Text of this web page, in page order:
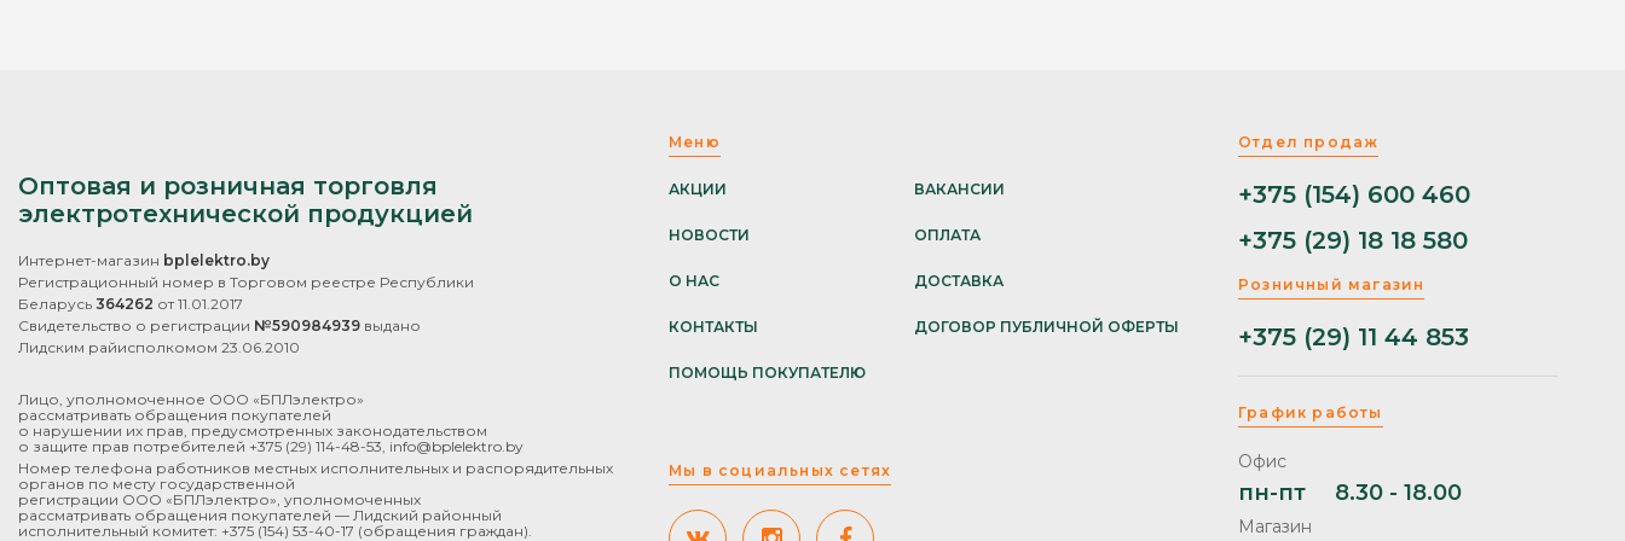
Оптовая и розничная торговля
электротехнической продукцией
Интернет-магазин bplelektro.by
Регистрационный номер в Торговом реестре Республики
Беларусь 364262 от 11.01.2017
Свидетельство о регистрации №590984939 выдано
Лидским райисполкомом 23.06.2010
Лицо, уполномоченное ООО «БПЛэлектро»
рассматривать обращения покупателей
о нарушении их прав, предусмотренных законодательством
о защите прав потребителей +375 (29) 114-48-53 info@bplelektro.by
Номер телефона работников местных исполнительных и распорядительных
органов по месту государственной
регистрации ООО «БПЛэлектро», уполномоченных
рассматривать обращения покупателей — Лидский районный
исполнительный комитет: +375 (154) 53-40-17 (обращения граждан).
Меню
АКЦИИ
НОВОСТИ
О НАС
КОНТАКТЫ
ПОМОЩЬ ПОКУПАТЕЛЮ
ВАКАНСИИ
ОПЛАТА
ДОСТАВКА
ДОГОВОР ПУБЛИЧНОЙ ОФЕРТЫ
Мы в социальных сетях
Отдел продаж
+375 (154) 600 460
+375 (29) 18 18 580
Розничный магазин
+375 (29) 11 44 853
График работы
Офис
пн-пт 8.30 - 18.00
Магазин